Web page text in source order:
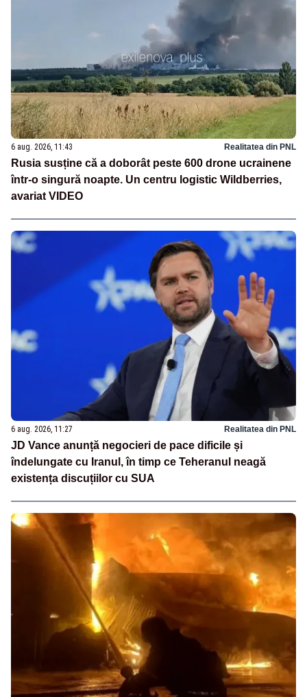
6 aug. 2026, 11:43 Realitatea din PNL
Rusia susține că a doborât peste 600 drone ucrainene
într-o singură noapte. Un centru logistic Wildberries,
avariat VIDEO
6 aug. 2026, 11:27 Realitatea din PNL
JD Vance anunță negocieri de pace dificile și
îndelungate cu Iranul, în timp ce Teheranul neagă
existența discuțiilor cu SUA